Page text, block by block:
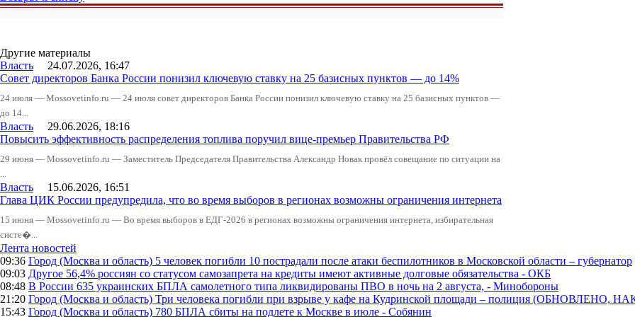
Другие материалы
Власть 24.07.2026, 16:47
Совет директоров Банка России понизил ключевую ставку на 25 базисных пунктов — до 14%
24 июля — Mossovetinfo.ru — 24 июля совет директоров Банка России понизил ключевую ставку на 25 базисных пунктов —
до 14...
Власть 29.06.2026, 18:16
Повысить эффективность распределения топлива поручил вице-премьер Правительства РФ
29 июня — Mossovetinfo.ru — Заместитель Председателя Правительства Александр Новак провёл совещание по ситуации на
...
Власть 15.06.2026, 16:51
Глава ЦИК России предупредила, что во время выборов в регионах возможны ограничения интернета
15 июня — Mossovetinfo.ru — Во время выборов в ЕДГ-2026 в регионах возможны ограничения интернета, избирательная
систе�...
Лента новостей
09:36 Город (Москва и область) 5 человек погибли 10 пострадали после атаки беспилотников в Московской области – губернатор
09:03 Другое 56,4% россиян со статусом самозапрета на кредиты имеют активные долговые обязательства - ОКБ
08:48 В России 635 украинских БПЛА самолетного типа ликвидированы ПВО в ночь на 2 августа, - Минобороны
21:20 Город (Москва и область) Три человека погибли при взрыве у кафе на Кудринской площади – полиция (ОБНОВЛЕНО,
15:43 Город (Москва и область) 780 БПЛА сбиты на подлете к Москве в июле - Собянин